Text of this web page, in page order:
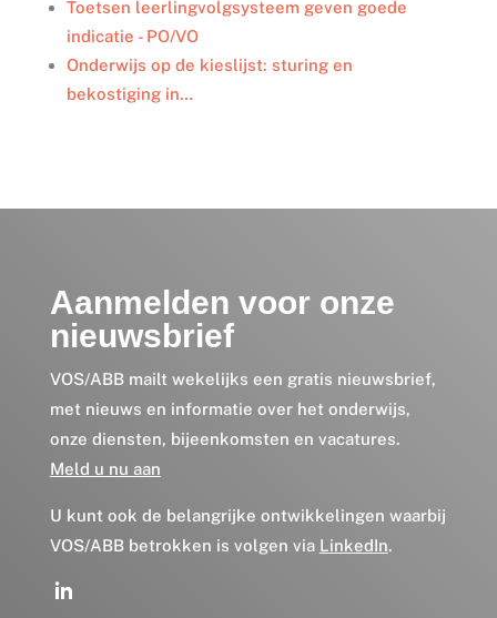
Toetsen leerlingvolgsysteem geven goede
indicatie - PO/VO
Onderwijs op de kieslijst: sturing en
bekostiging in…
Aanmelden voor onze
nieuwsbrief
VOS/ABB mailt wekelijks een gratis nieuwsbrief,
met nieuws en informatie over het onderwijs,
onze diensten, bijeenkomsten en vacatures.
Meld u nu aan
U kunt ook de belangrijke ontwikkelingen waarbij
VOS/ABB betrokken is volgen via LinkedIn.